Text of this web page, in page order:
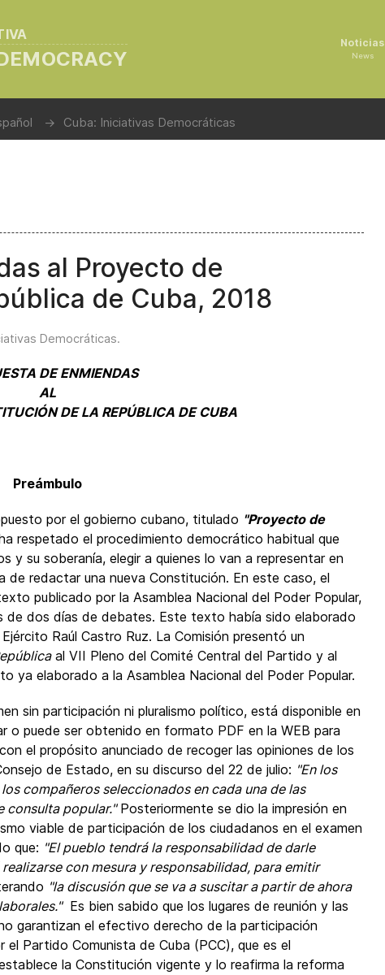
Noticias
News
Cuba: Iniciativas Democráticas
al Proyecto de
de Cuba, 2018
Democráticas.
DE ENMIENDAS
AL
DE LA REPÚBLICA DE CUBA
Preámbulo
por el gobierno cubano, titulado "Proyecto de
respetado el procedimiento democrático habitual que
y su soberanía, elegir a quienes lo van a representar en
redactar una nueva Constitución. En este caso, el
publicado por la Asamblea Nacional del Poder Popular,
de dos días de debates. Este texto había sido elaborado
Raúl Castro Ruz. La Comisión presentó un
al VII Pleno del Comité Central del Partido y al
ya elaborado a la Asamblea Nacional del Poder Popular.
sin participación ni pluralismo político, está disponible en
o puede ser obtenido en formato PDF en la WEB para
el propósito anunciado de recoger las opiniones de los
de Estado, en su discurso del 22 de julio: "En los
compañeros seleccionados en cada una de las
consulta popular."Posteriormente se dio la impresión en
viable de participación de los ciudadanos en el examen
que: "El pueblo tendrá la responsabilidad de darle
con mesura y responsabilidad, para emitir
"la discusión que se va a suscitar a partir de ahora
Es bien sabido que los lugares de reunión y las
garantizan el efectivo derecho de la participación
Partido Comunista de Cuba (PCC), que es el
la Constitución vigente y lo reafirma la reforma